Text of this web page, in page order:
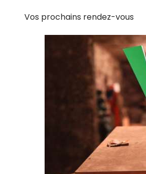
Vos prochains rendez-vous